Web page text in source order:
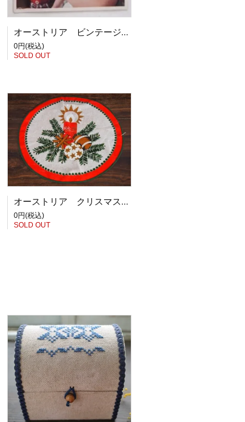
オーストリア ビンテージポストカード お人形遊びをする女の子
0円(税込)
SOLD OUT
オーストリア クリスマス丸クロス 赤
0円(税込)
SOLD OUT